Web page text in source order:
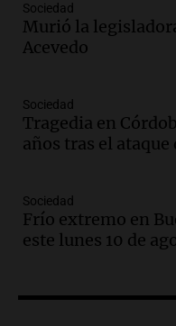
la historia del
revolucionado
Amamos los
Audio.
argentino
con Brasil
Audio.
con fractura
Episodios
Sociedad
Murió la
Acevedo
Sociedad
Tragedia en
años tras el
Sociedad
Frío extremo en
este lunes 10 de